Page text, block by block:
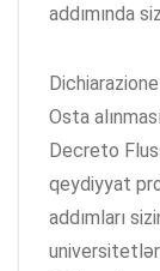
addımında
Osta
Decreto
qeydiyyat
addımları